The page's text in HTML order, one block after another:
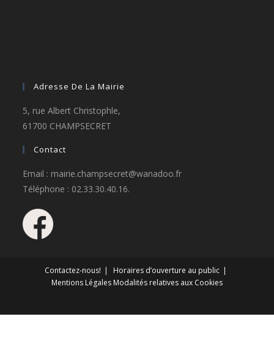
Adresse De La Mairie
5, rue Albert Christophle,
61700 CHAMPSECRET
Contact
Email : mairie.champsecret@wanadoo.fr
Téléphone : 02.33.30.40.16.
Contactez-nous!
Horaires d’ouverture au public
Mentions Légales Modalités relatives aux Cookies